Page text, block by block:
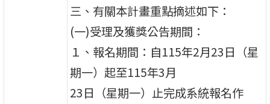
三、有關本計畫重點摘述如下：
(一)受理及獲獎公告期間：
１、報名期間：自115年2月23日（星
期一）起至115年3月
23日（星期一）止完成系統報名作